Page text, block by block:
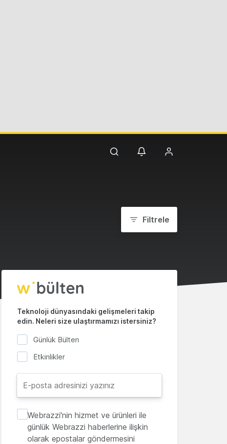
Filtrele
Teknoloji dünyasındaki gelişmeleri takip
edin. Neleri size ulaştırmamızı istersiniz?
Günlük Bülten
Etkinlikler
Webrazzi'nin hizmet ve ürünleri ile
günlük Webrazzi haberlerine ilişkin
olarak epostalar göndermesini